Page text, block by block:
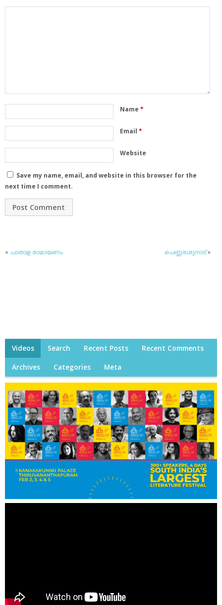
Name *
Email *
Website
Save my name, email, and website in this browser for the
next time I comment.
« പാതാള രാമായണം പെണ്ണരശുനാട്»
Videos Search Recent Posts Recent Comments
Archives Categories Meta